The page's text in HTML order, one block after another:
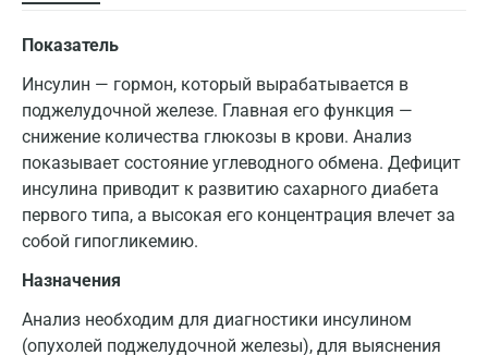
Показатель
Инсулин — гормон, который вырабатывается в
поджелудочной железе. Главная его функция —
снижение количества глюкозы в крови. Анализ
показывает состояние углеводного обмена. Дефицит
инсулина приводит к развитию сахарного диабета
первого типа, а высокая его концентрация влечет за
собой гипогликемию.
Назначения
Анализ необходим для диагностики инсулином
(опухолей поджелудочной железы), для выяснения